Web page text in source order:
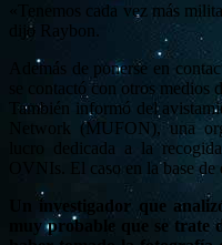
«Tenemos cada vez más
dijo Raybon.
Además de ponerse en
se contactó con otros
También informó del
Network (MUFON), una
lucro dedicada a la
OVNIs. El caso en la base
Un investigador que
muy probable que se